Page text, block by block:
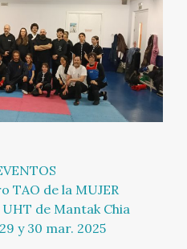
TAO de la MUJER
de Mantak Chia
y 30 mar. 2025